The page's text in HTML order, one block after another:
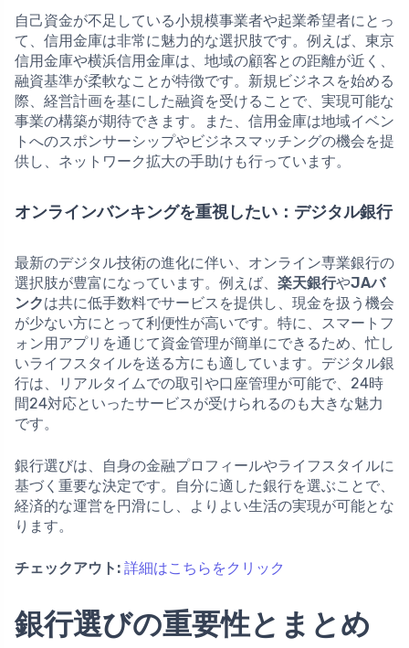
自己資金が不足している小規模事業者や起業希望者にとっ
て、信用金庫は非常に魅力的な選択肢です。例えば、東京
信用金庫や横浜信用金庫は、地域の顧客との距離が近く、
融資基準が柔軟なことが特徴です。新規ビジネスを始める
際、経営計画を基にした融資を受けることで、実現可能な
事業の構築が期待できます。また、信用金庫は地域イベン
トへのスポンサーシップやビジネスマッチングの機会を提
供し、ネットワーク拡大の手助けも行っています。
オンラインバンキングを重視したい：デジタル銀行
最新のデジタル技術の進化に伴い、オンライン専業銀行の
選択肢が豊富になっています。例えば、 楽天銀行やJAバ
ンクは共に低手数料でサービスを提供し、現金を扱う機会
が少ない方にとって利便性が高いです。特に、スマートフ
ォン用アプリを通じて資金管理が簡単にできるため、忙し
いライフスタイルを送る方にも適しています。デジタル銀
行は、リアルタイムでの取引や口座管理が可能で、24時
間24対応といったサービスが受けられるのも大きな魅力
です。
銀行選びは、自身の金融プロフィールやライフスタイルに
基づく重要な決定です。自分に適した銀行を選ぶことで、
経済的な運営を円滑にし、よりよい生活の実現が可能とな
ります。
チェックアウト: 詳細はこちらをクリック
銀行選びの重要性とまとめ